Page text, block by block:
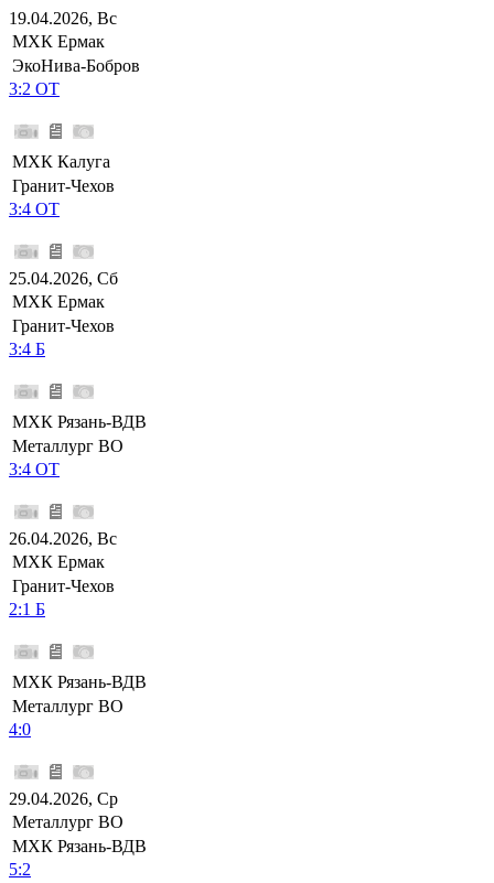
19.04.2026, Вс
МХК Ермак
ЭкоНива-Бобров
3:2 ОТ
МХК Калуга
Гранит-Чехов
3:4 ОТ
25.04.2026, Сб
МХК Ермак
Гранит-Чехов
3:4 Б
МХК Рязань-ВДВ
Металлург ВО
3:4 ОТ
26.04.2026, Вс
МХК Ермак
Гранит-Чехов
2:1 Б
МХК Рязань-ВДВ
Металлург ВО
4:0
29.04.2026, Ср
Металлург ВО
МХК Рязань-ВДВ
5:2